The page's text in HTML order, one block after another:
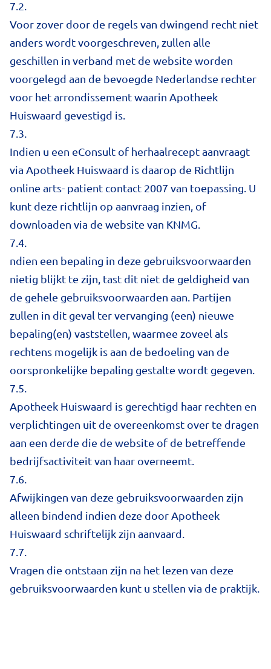
7.2.
Voor zover door de regels van dwingend recht niet
anders wordt voorgeschreven, zullen alle
geschillen in verband met de website worden
voorgelegd aan de bevoegde Nederlandse rechter
voor het arrondissement waarin Apotheek
Huiswaard gevestigd is.
7.3.
Indien u een eConsult of herhaalrecept aanvraagt
via Apotheek Huiswaard is daarop de Richtlijn
online arts- patient contact 2007 van toepassing. U
kunt deze richtlijn op aanvraag inzien, of
downloaden via de website van KNMG.
7.4.
ndien een bepaling in deze gebruiksvoorwaarden
nietig blijkt te zijn, tast dit niet de geldigheid van
de gehele gebruiksvoorwaarden aan. Partijen
zullen in dit geval ter vervanging (een) nieuwe
bepaling(en) vaststellen, waarmee zoveel als
rechtens mogelijk is aan de bedoeling van de
oorspronkelijke bepaling gestalte wordt gegeven.
7.5.
Apotheek Huiswaard is gerechtigd haar rechten en
verplichtingen uit de overeenkomst over te dragen
aan een derde die de website of de betreffende
bedrijfsactiviteit van haar overneemt.
7.6.
Afwijkingen van deze gebruiksvoorwaarden zijn
alleen bindend indien deze door Apotheek
Huiswaard schriftelijk zijn aanvaard.
7.7.
Vragen die ontstaan zijn na het lezen van deze
gebruiksvoorwaarden kunt u stellen via de praktijk.